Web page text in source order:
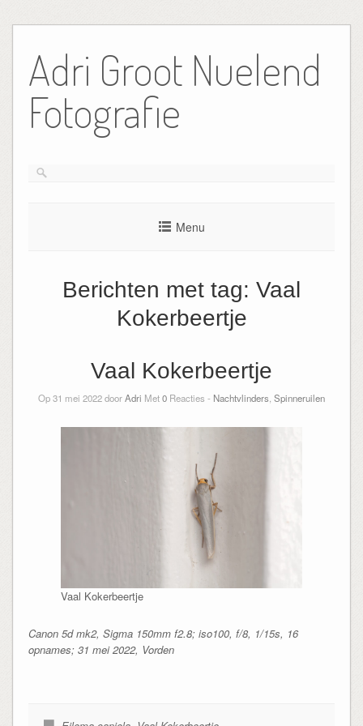
de
inhoud
Adri Groot Nuelend
Fotografie
Menu
Berichten met tag: Vaal
Kokerbeertje
Vaal Kokerbeertje
Op 31 mei 2022 doorAdri Met0 Reacties - Nachtvlinders Spinneruilen
Vaal Kokerbeertje
Canon 5d mk2, Sigma 150mm f2.8; iso100, f/8, 1/15s, 16
opnames; 31 mei 2022, Vorden